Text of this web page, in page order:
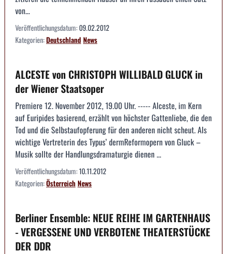
von...
Veröffentlichungsdatum:09.02.2012
Kategorien:DeutschlandNews
ALCESTE von CHRISTOPH WILLIBALD GLUCK in
der Wiener Staatsoper
Premiere 12. November 2012, 19.00 Uhr. ----- Alceste, im Kern
auf Euripides basierend, erzählt von höchster Gattenliebe, die den
Tod und die Selbstaufopferung für den anderen nicht scheut. Als
wichtige Vertreterin des Typus’ dermReformopern von Gluck –
Musik sollte der Handlungsdramaturgie dienen ...
Veröffentlichungsdatum:10.11.2012
Kategorien:ÖsterreichNews
Berliner Ensemble: NEUE REIHE IM GARTENHAUS
- VERGESSENE UND VERBOTENE THEATERSTÜCKE
DER DDR